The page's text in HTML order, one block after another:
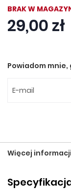
29,00 zł
BRAK W
Powiadom
Więcej informacji